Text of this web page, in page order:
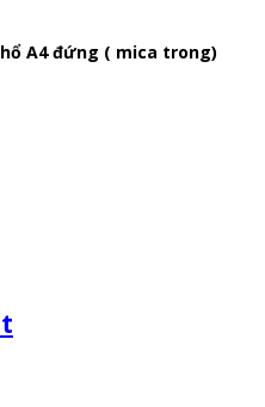
A4 đứng ( mica trong)